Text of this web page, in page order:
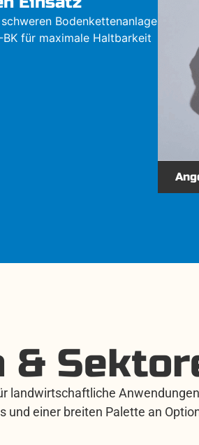
Bodenkettenanlage
für maximale Haltbarkeit
&
landwirtschaftliche
einer breiten Palette an